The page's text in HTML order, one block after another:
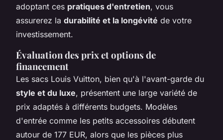
adoptant ces pratiques d'entretien, vous
assurerez la durabilité et la longévité de votre
investissement.
Évaluation des prix et options de
financement
Les sacs Louis Vuitton, bien qu'à l'avant-garde du
style et du luxe, présentent une large variété de
prix adaptés à différents budgets. Modèles
d'entrée comme les petits accessoires débutent
autour de 177 EUR, alors que les pièces plus